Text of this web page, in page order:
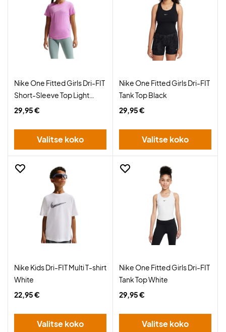
Nike One Fitted Girls Dri-FIT
Short-Sleeve Top Light
Magenta
29,95 €
Valitse koko
Nike One Fitted Girls Dri-FIT
Tank Top Black
29,95 €
Valitse koko
Nike Kids Dri-FIT Multi T-shirt
White
22,95 €
Valitse koko
Nike One Fitted Girls Dri-FIT
Tank Top White
29,95 €
Valitse koko